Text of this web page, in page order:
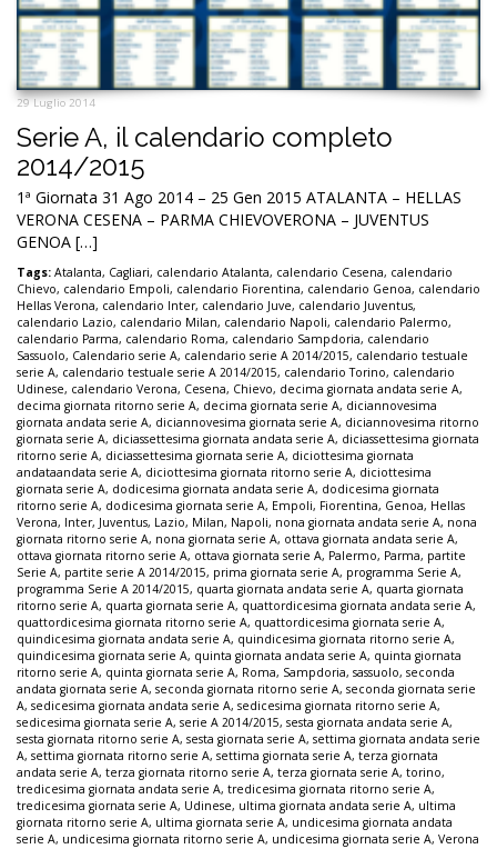
29 Luglio 2014
Serie A, il calendario completo
2014/2015
1ª Giornata 31 Ago 2014 – 25 Gen 2015 ATALANTA – HELLAS
VERONA CESENA – PARMA CHIEVOVERONA – JUVENTUS
GENOA […]
Tags: Atalanta, Cagliari, calendario Atalanta, calendario Cesena, calendario
Chievo, calendario Empoli, calendario Fiorentina, calendario Genoa, calendario
Hellas Verona, calendario Inter, calendario Juve, calendario Juventus,
calendario Lazio, calendario Milan, calendario Napoli, calendario Palermo,
calendario Parma, calendario Roma, calendario Sampdoria, calendario
Sassuolo, Calendario serie A, calendario serie A 2014/2015, calendario testuale
serie A, calendario testuale serie A 2014/2015, calendario Torino, calendario
Udinese, calendario Verona, Cesena, Chievo, decima giornata andata serie A,
decima giornata ritorno serie A, decima giornata serie A, diciannovesima
giornata andata serie A, diciannovesima giornata serie A, diciannovesima ritorno
giornata serie A, diciassettesima giornata andata serie A, diciassettesima giornata
ritorno serie A, diciassettesima giornata serie A, diciottesima giornata
andataandata serie A, diciottesima giornata ritorno serie A, diciottesima
giornata serie A, dodicesima giornata andata serie A, dodicesima giornata
ritorno serie A, dodicesima giornata serie A, Empoli, Fiorentina, Genoa, Hellas
Verona, Inter, Juventus, Lazio, Milan, Napoli, nona giornata andata serie A, nona
giornata ritorno serie A, nona giornata serie A, ottava giornata andata serie A,
ottava giornata ritorno serie A, ottava giornata serie A, Palermo, Parma, partite
Serie A, partite serie A 2014/2015, prima giornata serie A, programma Serie A,
programma Serie A 2014/2015, quarta giornata andata serie A, quarta giornata
ritorno serie A, quarta giornata serie A, quattordicesima giornata andata serie A,
quattordicesima giornata ritorno serie A, quattordicesima giornata serie A,
quindicesima giornata andata serie A, quindicesima giornata ritorno serie A,
quindicesima giornata serie A, quinta giornata andata serie A, quinta giornata
ritorno serie A, quinta giornata serie A, Roma, Sampdoria, sassuolo, seconda
andata giornata serie A, seconda giornata ritorno serie A, seconda giornata serie
A, sedicesima giornata andata serie A, sedicesima giornata ritorno serie A,
sedicesima giornata serie A, serie A 2014/2015, sesta giornata andata serie A,
sesta giornata ritorno serie A, sesta giornata serie A, settima giornata andata serie
A, settima giornata ritorno serie A, settima giornata serie A, terza giornata
andata serie A, terza giornata ritorno serie A, terza giornata serie A, torino,
tredicesima giornata andata serie A, tredicesima giornata ritorno serie A,
tredicesima giornata serie A, Udinese, ultima giornata andata serie A, ultima
giornata ritorno serie A, ultima giornata serie A, undicesima giornata andata
serie A, undicesima giornata ritorno serie A, undicesima giornata serie A, Verona